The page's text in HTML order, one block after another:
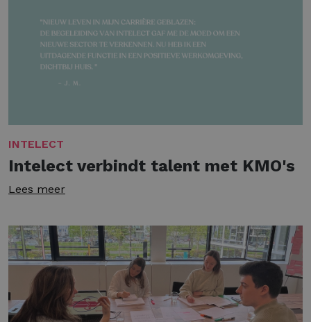
INTELECT
Intelect verbindt talent met KMO's
Lees meer